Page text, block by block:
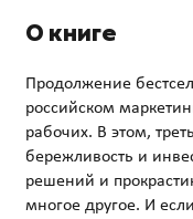
О книге
Продолжение
российском
рабочих. В этом,
бережливость и
решений и
многое другое. И